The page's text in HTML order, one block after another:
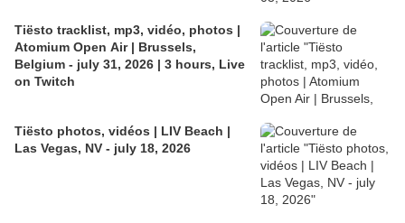
Tiësto tracklist, mp3, vidéo, photos |
Atomium Open Air | Brussels,
Belgium - july 31, 2026 | 3 hours, Live
on Twitch
Tiësto photos, vidéos | LIV Beach |
Las Vegas, NV - july 18, 2026